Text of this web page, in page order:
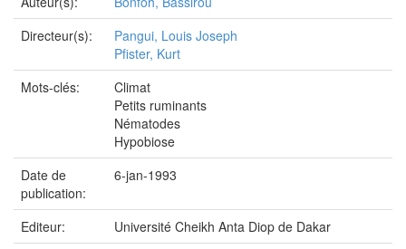
Directeur(s):
Pangui, Louis Joseph
Pfister, Kurt
Mots-clés:
Climat
Petits ruminants
Nématodes
Hypobiose
Date de
publication:
6-jan-1993
Editeur:
Université Cheikh Anta Diop de Dakar